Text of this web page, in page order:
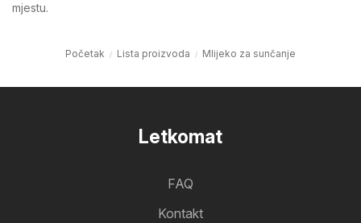
mjestu.
Početak Lista proizvoda Mlijeko za sunčanje
Letkomat
FAQ
Kontakt